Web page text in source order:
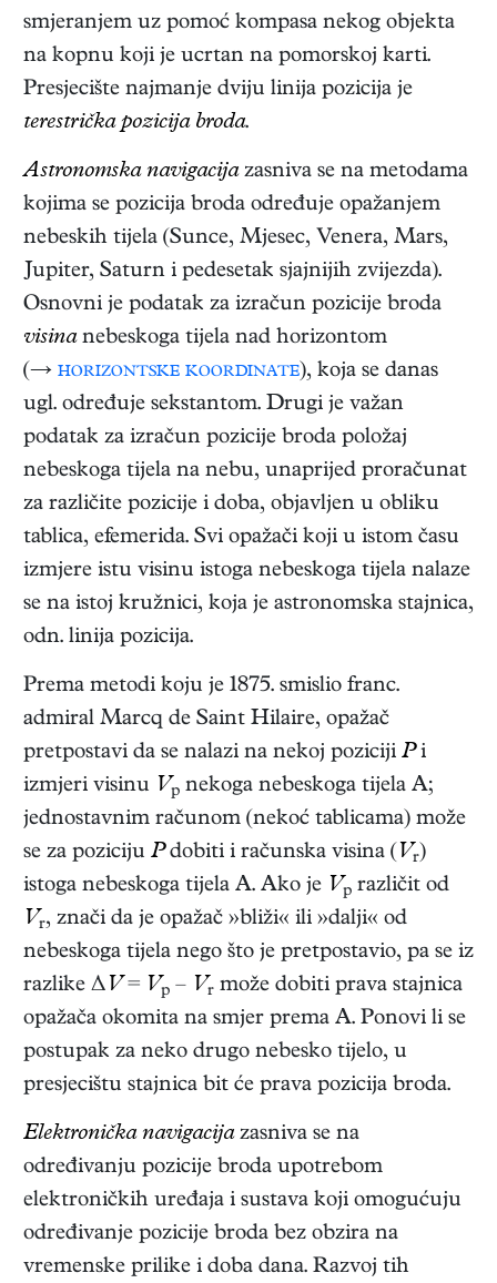
smjeranjem uz pomoć kompasa nekog objekta
na kopnu koji je ucrtan na pomorskoj karti.
Presjecište najmanje dviju linija pozicija je
terestrička pozicija broda.
Astronomska navigacijazasniva se na metodama
kojima se pozicija broda određuje opažanjem
nebeskih tijela (Sunce, Mjesec, Venera, Mars,
Jupiter, Saturn i pedesetak sjajnijih zvijezda).
Osnovni je podatak za izračun pozicije broda
visinanebeskoga tijela nad horizontom
(→ horizontske koordinate), koja se danas
ugl. određuje sekstantom. Drugi je važan
podatak za izračun pozicije broda položaj
nebeskoga tijela na nebu, unaprijed proračunat
za različite pozicije i doba, objavljen u obliku
tablica, efemerida. Svi opažači koji u istom času
izmjere istu visinu istoga nebeskoga tijela nalaze
se na istoj kružnici, koja je astronomska stajnica,
odn. linija pozicija.
Prema metodi koju je 1875. smislio franc.
admiral Marcq de Saint Hilaire, opažač
pretpostavi da se nalazi na nekoj poziciji Pi
izmjeri visinu Vp nekoga nebeskoga tijela A;
jednostavnim računom (nekoć tablicama) može
se za poziciju Pdobiti i računska visina ( Vr)
istoga nebeskoga tijela A. Ako je Vp različit od
Vr, znači da je opažač »bliži« ili »dalji« od
nebeskoga tijela nego što je pretpostavio, pa se iz
razlike Δ V = Vp – Vr može dobiti prava stajnica
opažača okomita na smjer prema A. Ponovi li se
postupak za neko drugo nebesko tijelo, u
presjecištu stajnica bit će prava pozicija broda.
Elektronička navigacijazasniva se na
određivanju pozicije broda upotrebom
elektroničkih uređaja i sustava koji omogućuju
određivanje pozicije broda bez obzira na
vremenske prilike i doba dana. Razvoj tih